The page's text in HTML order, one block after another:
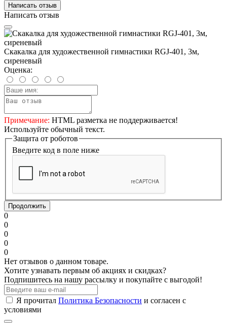
Написать отзыв
Написать отзыв
Скакалка для художественной гимнастики RGJ-401, 3м,
сиреневый
Оценка:
Примечание: HTML разметка не поддерживается!
Используйте обычный текст.
Защита от роботов
Введите код в поле ниже
Продолжить
0
0
0
0
0
Нет отзывов о данном товаре.
Хотите узнавать первым об акциях и скидках?
Подпишитесь на нашу рассылку и покупайте с выгодой!
Я прочитал Политика Безопасности и согласен с
условиями